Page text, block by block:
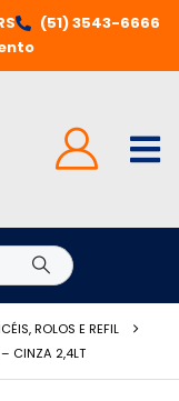
(51) 3543-6666
ROLOS E REFIL
– CINZA 2,4LT